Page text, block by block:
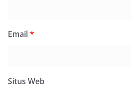
Email*
Situs Web